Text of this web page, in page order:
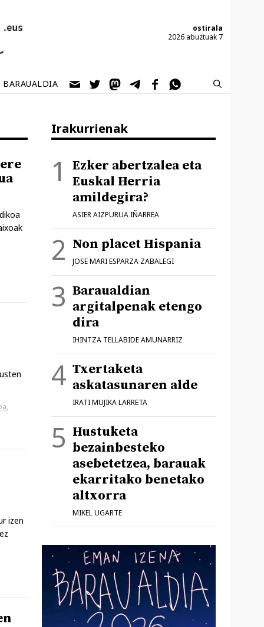
ostirala
2026 abuztuak 7
BARAUALDIA
,
izen
Irakurrienak
Ezker abertzalea eta
Euskal Herria
amildegira?
ASIER AIZPURUA IÑARREA
Non placet Hispania
JOSE MARI ESPARZA ZABALEGI
Baraualdian
argitalpenak etengo
dira
IHINTZA TELLABIDE AMUNARRIZ
Txertaketa
askatasunaren alde
IRATI MUJIKA LARRETA
Hustuketa
bezainbesteko
asebetetzea, barauak
ekarritako benetako
altxorra
MIKEL UGARTE